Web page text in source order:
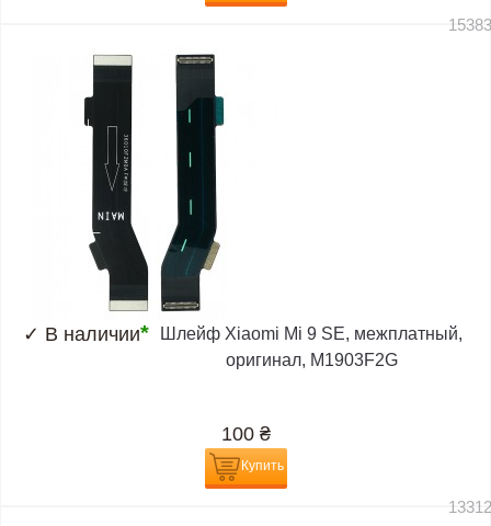
✓ В наличии*
Шлейф Xiaomi Mi 9 SE, межплатный,
оригинал, M1903F2G
100 ₴
Купить